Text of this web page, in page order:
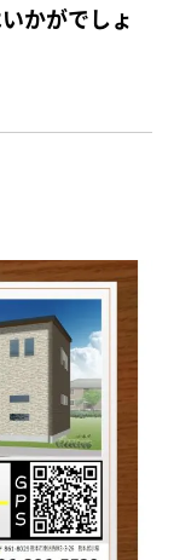
かがでしょ